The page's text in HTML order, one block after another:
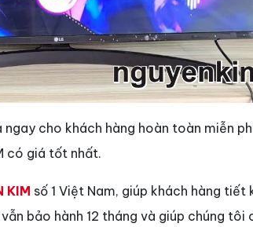
cho khách hàng hoàn toàn miễn
có giá tốt nhất.
KIM số 1 Việt Nam, giúp khách hàng tiết
bảo hành 12 tháng và giúp chúng